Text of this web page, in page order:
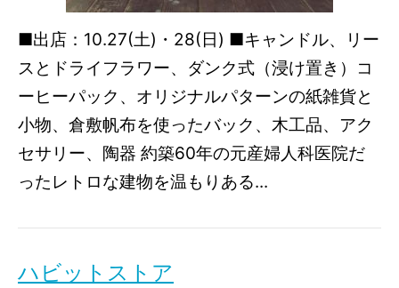
■出店：10.27(土)・28(日) ■キャンドル、リー
スとドライフラワー、ダンク式（浸け置き）コ
ーヒーパック、オリジナルパターンの紙雑貨と
小物、倉敷帆布を使ったバック、木工品、アク
セサリー、陶器 約築60年の元産婦人科医院だ
ったレトロな建物を温もりある...
ハビットストア